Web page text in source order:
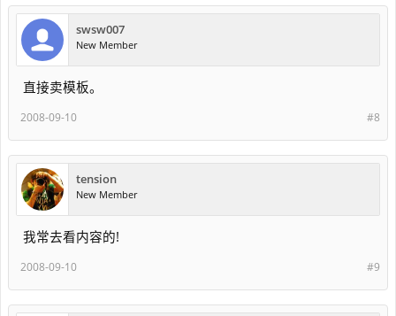
swsw007
New Member
直接卖模板。
#8
2008-09-10
tension
New Member
我常去看内容的!
#9
2008-09-10